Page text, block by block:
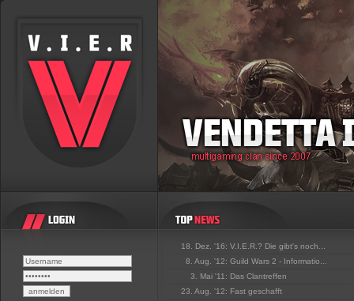
18. Dez. '16: V.I.E.R.? Die gibt's noch...
8. Aug. '12: Guild Wars 2 - Informatio...
3. Mai '11: Das Clantreffen
23. Aug. '12: Fast geschafft